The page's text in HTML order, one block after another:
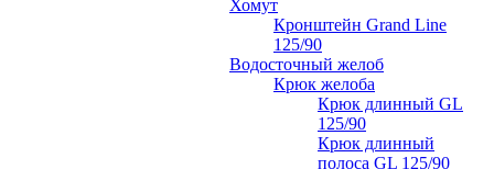
Хомут
Кронштейн Grand Line
125/90
Водосточный желоб
Крюк желоба
Крюк длинный GL
125/90
Крюк длинный
полоса GL 125/90